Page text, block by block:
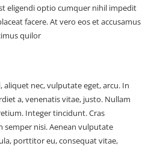
eligendi optio cumquer nihil impedit
facere. At vero eos et accusamus
quilor
aliquet nec, vulputate eget, arcu. In
a, venenatis vitae, justo. Nullam
Integer tincidunt. Cras
semper nisi. Aenean vulputate
porttitor eu, consequat vitae,